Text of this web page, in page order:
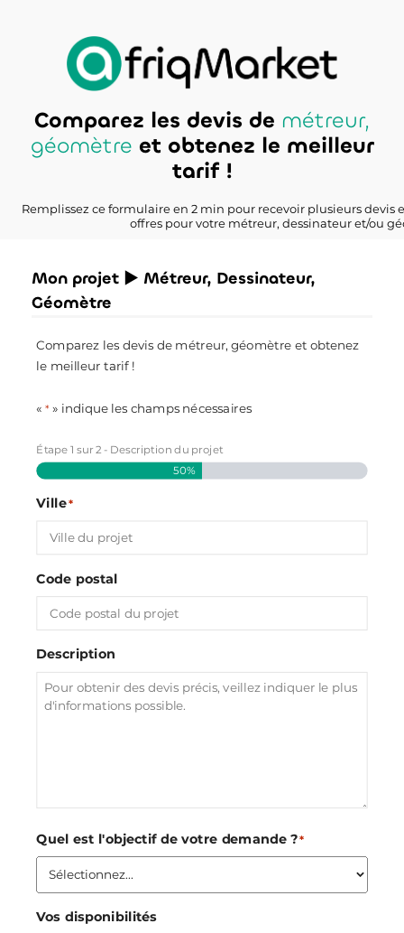
Comparez les devis de métreur,
géomètre et obtenez le meilleur
tarif !
Remplissez ce formulaire en 2 min pour recevoir plusieurs devis
offres pour votre métreur, dessinateur et/ou
Mon projet ► Métreur, Dessinateur,
Géomètre
Comparez les devis de métreur, géomètre et obtenez
le meilleur tarif !
«* » indique les champs nécessaires
Étape1 sur2 - Description du projet
50%
Ville*
Code postal
Description
Quel est l'objectif de votre demande ?*
Vos disponibilités